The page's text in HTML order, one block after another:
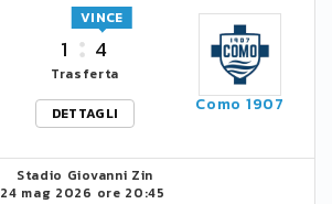
1 4
VINCE
Trasferta
DETTAGLI
Como 1907
Stadio Giovanni Zin
24 mag 2026 ore 20:45